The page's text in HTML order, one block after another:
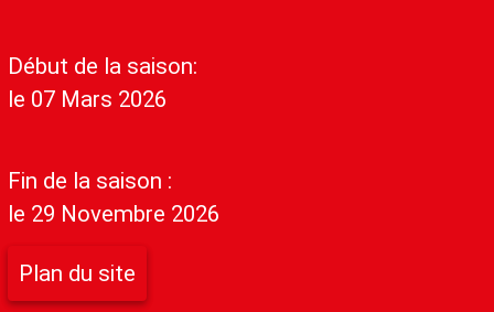
Début de la saison:
le 07 Mars 2026
Fin de la saison :
le 29 Novembre 2026
Plan du site